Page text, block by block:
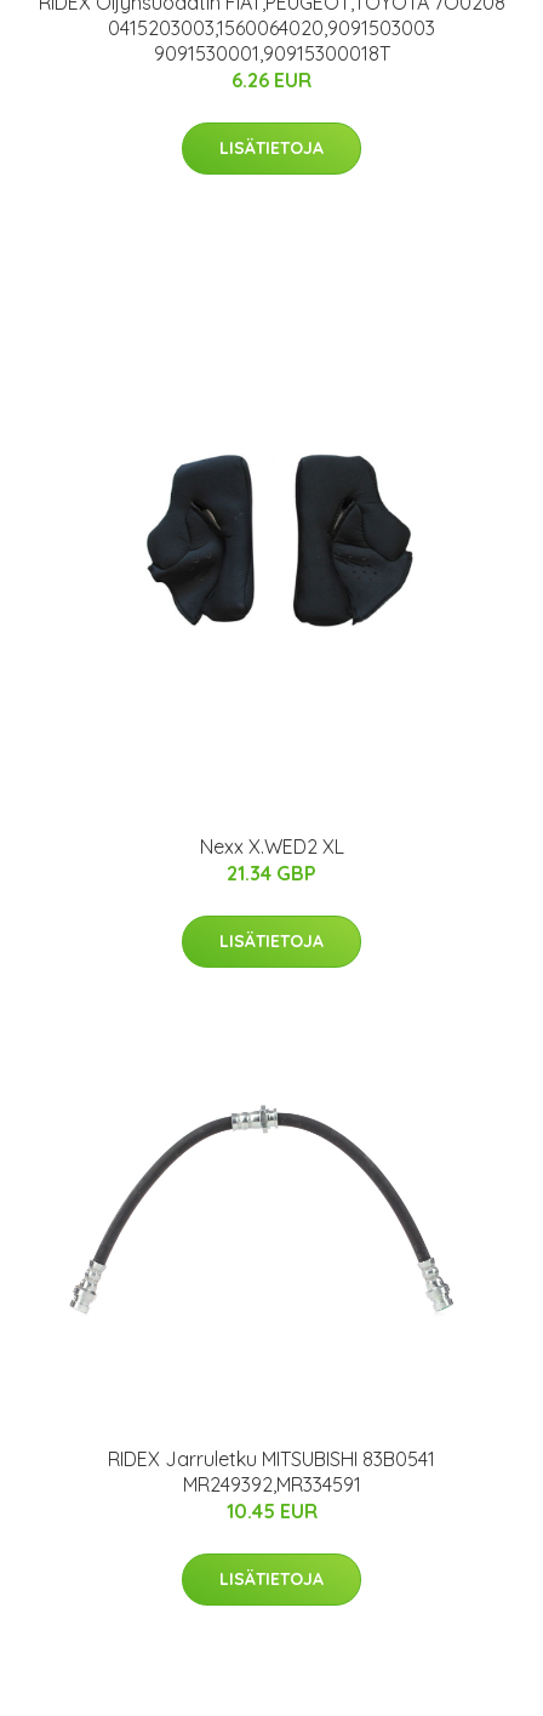
0415203003,1560064020,9091503003
9091530001,90915300018T
6.26 EUR
LISÄTIETOJA
Nexx X.WED2 XL
21.34 GBP
LISÄTIETOJA
RIDEX Jarruletku MITSUBISHI 83B0541
MR249392,MR334591
10.45 EUR
LISÄTIETOJA